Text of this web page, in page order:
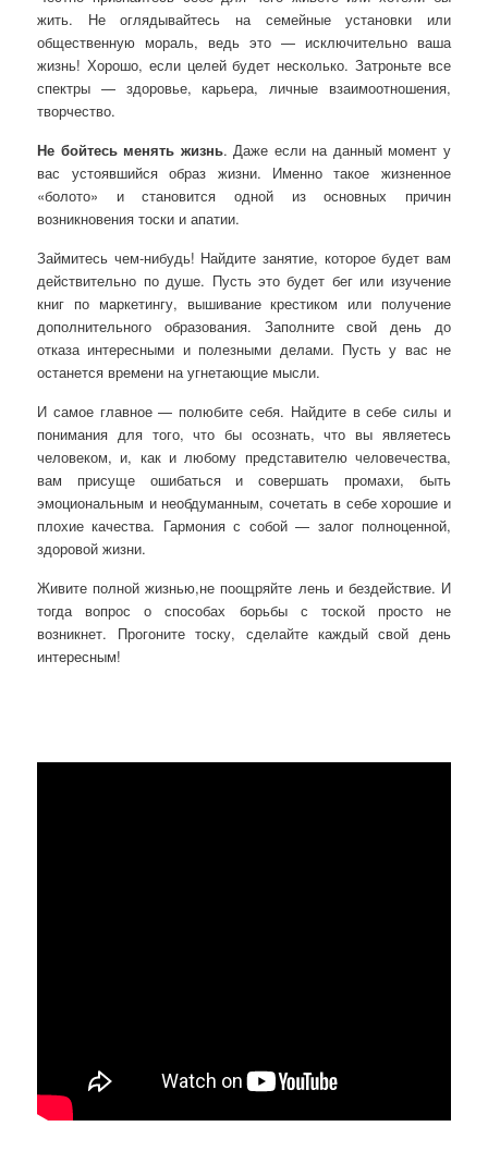
жить. Не оглядывайтесь на семейные установки или
общественную мораль, ведь это — исключительно ваша
жизнь! Хорошо, если целей будет несколько. Затроньте все
спектры — здоровье, карьера, личные взаимоотношения,
творчество.
Не бойтесь менять жизнь. Даже если на данный момент у
вас устоявшийся образ жизни. Именно такое жизненное
«болото» и становится одной из основных причин
возникновения тоски и апатии.
Займитесь чем-нибудь! Найдите занятие, которое будет вам
действительно по душе. Пусть это будет бег или изучение
книг по маркетингу, вышивание крестиком или получение
дополнительного образования. Заполните свой день до
отказа интересными и полезными делами. Пусть у вас не
останется времени на угнетающие мысли.
И самое главное — полюбите себя. Найдите в себе силы и
понимания для того, что бы осознать, что вы являетесь
человеком, и, как и любому представителю человечества,
вам присуще ошибаться и совершать промахи, быть
эмоциональным и необдуманным, сочетать в себе хорошие и
плохие качества. Гармония с собой — залог полноценной,
здоровой жизни.
Живите полной жизнью,не поощряйте лень и бездействие. И
тогда вопрос о способах борьбы с тоской просто не
возникнет. Прогоните тоску, сделайте каждый свой день
интересным!